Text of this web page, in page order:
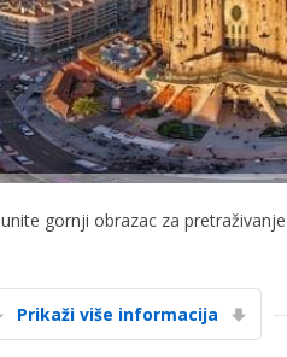
gornji obrazac za
Prikaži više informacija